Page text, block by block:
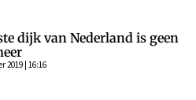
dijk van Nederland is geen
2019 | 16:16